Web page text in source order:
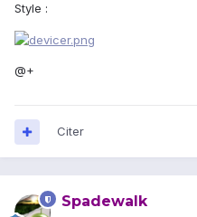
Style :
@+
Citer
Spadewalk